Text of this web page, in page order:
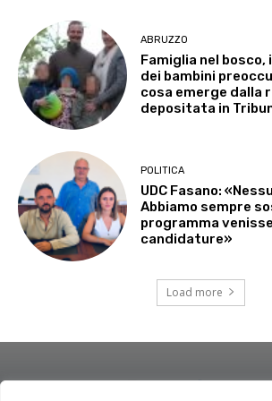
ABRUZZO
Famiglia nel bosco,
dei bambini
cosa emerge dalla
depositata in
POLITICA
UDC Fasano:
Abbiamo sempre
programma
candidature»
Load more